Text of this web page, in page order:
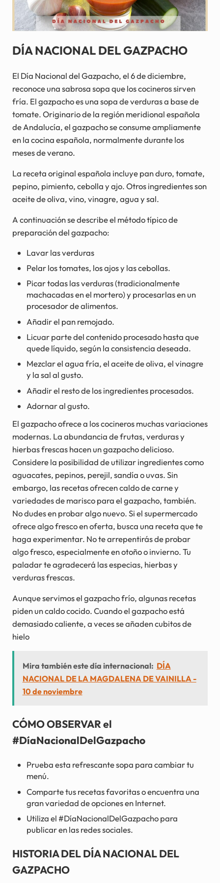
DÍA NACIONAL DEL GAZPACHO
El Día Nacional del Gazpacho, el 6 de diciembre,
reconoce una sabrosa sopa que los cocineros sirven
fría. El gazpacho es una sopa de verduras a base de
tomate. Originario de la región meridional española
de Andalucía, el gazpacho se consume ampliamente
en la cocina española, normalmente durante los
meses de verano.
La receta original española incluye pan duro, tomate,
pepino, pimiento, cebolla y ajo. Otros ingredientes son
aceite de oliva, vino, vinagre, agua y sal.
A continuación se describe el método típico de
preparación del gazpacho:
Lavar las verduras
Pelar los tomates, los ajos y las cebollas.
Picar todas las verduras (tradicionalmente
machacadas en el mortero) y procesarlas en un
procesador de alimentos.
Añadir el pan remojado.
Licuar parte del contenido procesado hasta que
quede líquido, según la consistencia deseada.
Mezclar el agua fría, el aceite de oliva, el vinagre
y la sal al gusto.
Añadir el resto de los ingredientes procesados.
Adornar al gusto.
El gazpacho ofrece a los cocineros muchas variaciones
modernas. La abundancia de frutas, verduras y
hierbas frescas hacen un gazpacho delicioso.
Considere la posibilidad de utilizar ingredientes como
aguacates, pepinos, perejil, sandía o uvas. Sin
embargo, las recetas ofrecen caldo de carne y
variedades de marisco para el gazpacho, también.
No dudes en probar algo nuevo. Si el supermercado
ofrece algo fresco en oferta, busca una receta que te
haga experimentar. No te arrepentirás de probar
algo fresco, especialmente en otoño o invierno. Tu
paladar te agradecerá las especias, hierbas y
verduras frescas.
Aunque servimos el gazpacho frío, algunas recetas
piden un caldo cocido. Cuando el gazpacho está
demasiado caliente, a veces se añaden cubitos de
hielo
Mira también este día internacional: DÍA
NACIONAL DE LA MAGDALENA DE VAINILLA -
10 de noviembre
CÓMO OBSERVAR el
#DíaNacionalDelGazpacho
Prueba esta refrescante sopa para cambiar tu
menú.
Comparte tus recetas favoritas o encuentra una
gran variedad de opciones en Internet.
Utiliza el #DíaNacionalDelGazpacho para
publicar en las redes sociales.
HISTORIA DEL DÍA NACIONAL DEL
GAZPACHO